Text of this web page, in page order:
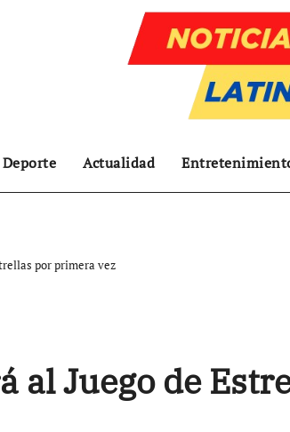
Deporte Actualidad
por primera vez
al Juego de